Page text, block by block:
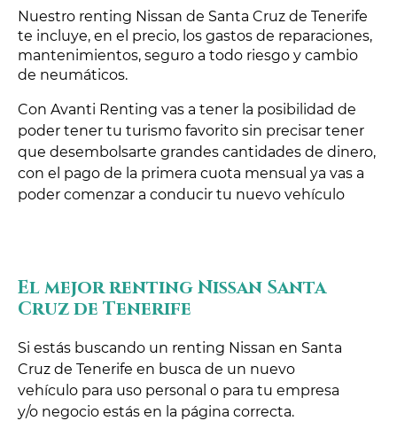
Nuestro renting Nissan de Santa Cruz de Tenerife
te incluye, en el precio, los gastos de reparaciones,
mantenimientos, seguro a todo riesgo y cambio
de neumáticos.
Con Avanti Renting vas a tener la posibilidad de
poder tener tu turismo favorito sin precisar tener
que desembolsarte grandes cantidades de dinero,
con el pago de la primera cuota mensual ya vas a
poder comenzar a conducir tu nuevo vehículo
El mejor renting Nissan Santa
Cruz de Tenerife
Si estás buscando un renting Nissan en Santa
Cruz de Tenerife en busca de un nuevo
vehículo para uso personal o para tu empresa
y/o negocio estás en la página correcta.